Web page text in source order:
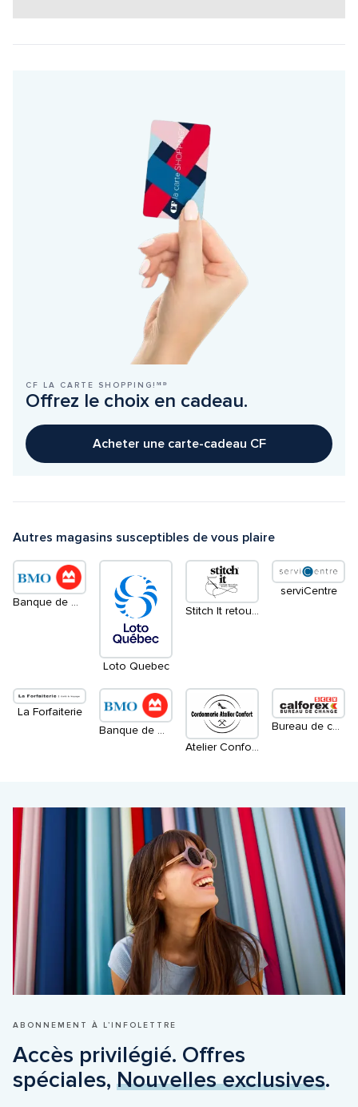
CF LA CARTE SHOPPING!ᴹᴰ
Offrez le choix en cadeau.
Acheter une carte-cadeau CF
Autres magasins susceptibles de vous plaire
Banque de Montréal - Guichet Automatique
Loto Quebec
Stitch It retouches de vêtements et nettoyage à sec
serviCentre
La Forfaiterie
Banque de Montréal
Atelier Confort cordonnerie
Bureau de change Calforex
ABONNEMENT À L’INFOLETTRE
Accès privilégié. Offres
spéciales, Nouvelles exclusives.